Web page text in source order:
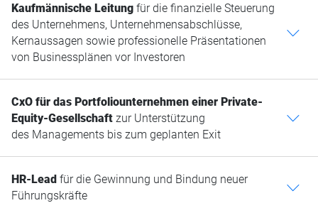
Kaufmännische Leitung für die finanzielle Steuerung
des Unternehmens, Unternehmensabschlüsse,
Kernaussagen sowie professionelle Präsentationen
von Businessplänen vor Investoren
c
CxO für das Portfoliounternehmen einer Private-
Equity-Gesellschaft zur Unterstützung
des Managements bis zum geplanten Exit
c
HR-Lead für die Gewinnung und Bindung neuer
Führungskräfte
c